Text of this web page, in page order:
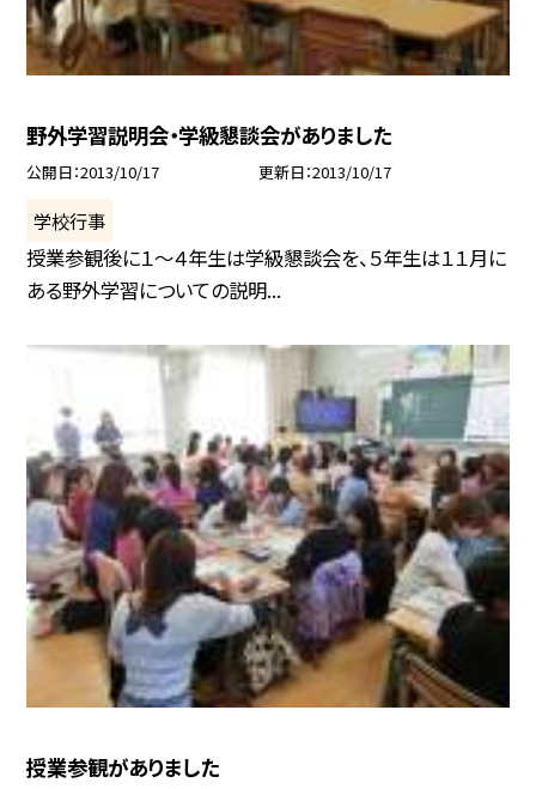
野外学習説明会・学級懇談会がありました
公開日 2013/10/17 更新日 2013/10/17
学校行事
授業参観後に１〜４年生は学級懇談会を、５年生は１１月に
ある野外学習についての説明...
授業参観がありました